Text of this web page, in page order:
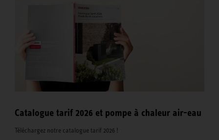
Catalogue tarif 2026 et pompe à chaleur air-eau
Téléchargez notre catalogue tarif 2026 !